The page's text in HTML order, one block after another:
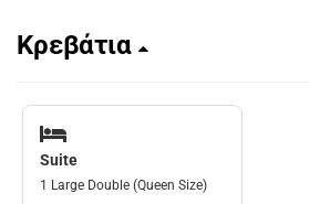
Κρεβάτια
Suite
1 Large Double (Queen Size)